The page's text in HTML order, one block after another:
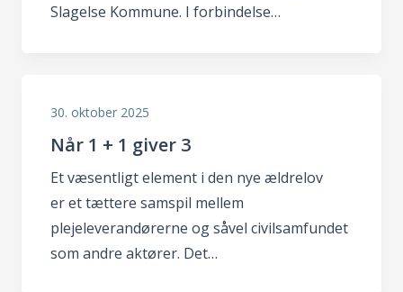
Slagelse Kommune. I forbindelse…
30. oktober 2025
Når 1 + 1 giver 3
Et væsentligt element i den nye ældrelov
er et tættere samspil mellem
plejeleverandørerne og såvel civilsamfundet
som andre aktører. Det…